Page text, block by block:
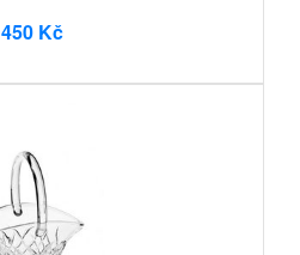
450 Kč